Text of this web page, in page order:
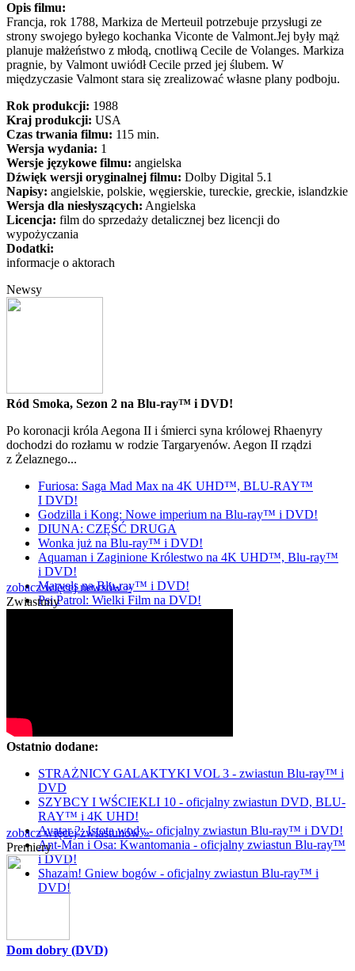
Opis filmu:
Francja, rok 1788, Markiza de Merteuil potrzebuje przysługi ze
strony swojego byłego kochanka Viconte de Valmont.Jej były mąż
planuje małżeństwo z młodą, cnotliwą Cecile de Volanges. Markiza
pragnie, by Valmont uwiódł Cecile przed jej ślubem. W
międzyczasie Valmont stara się zrealizować własne plany podboju.
Rok produkcji: 1988
Kraj produkcji: USA
Czas trwania filmu: 115 min.
Wersja wydania: 1
Wersje językowe filmu: angielska
Dźwięk wersji oryginalnej filmu: Dolby Digital 5.1
Napisy: angielskie, polskie, węgierskie, tureckie, greckie, islandzkie
Wersja dla niesłyszących: Angielska
Licencja: film do sprzedaży detalicznej bez licencji do
wypożyczania
Dodatki:
informacje o aktorach
Newsy
Ród Smoka, Sezon 2 na Blu-ray™ i DVD!
Po koronacji króla Aegona II i śmierci syna królowej Rhaenyry
dochodzi do rozłamu w rodzie Targaryenów. Aegon II rządzi
z Żelaznego...
Furiosa: Saga Mad Max na 4K UHD™, BLU-RAY™
I DVD!
Godzilla i Kong: Nowe imperium na Blu-ray™ i DVD!
DIUNA: CZĘŚĆ DRUGA
Wonka już na Blu-ray™ i DVD!
Aquaman i Zaginione Królestwo na 4K UHD™, Blu-ray™
i DVD!
Marvels na Blu-ray™ i DVD!
Psi Patrol: Wielki Film na DVD!
zobacz więcej newsów »
Zwiastuny
Ostatnio dodane:
STRAŻNICY GALAKTYKI VOL 3 - zwiastun Blu-ray™ i
DVD
SZYBCY I WŚCIEKLI 10 - oficjalny zwiastun DVD, BLU-
RAY™ i 4K UHD!
Avatar 2: Istota wody - oficjalny zwiastun Blu-ray™ i DVD!
Ant-Man i Osa: Kwantomania - oficjalny zwiastun Blu-ray™
i DVD!
Shazam! Gniew bogów - oficjalny zwiastun Blu-ray™ i
DVD!
zobacz więcej zwiastunów »
Premiery
Dom dobry (DVD)